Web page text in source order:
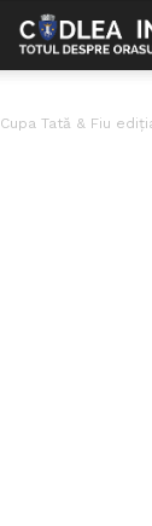
Cupa Tată & Fiu